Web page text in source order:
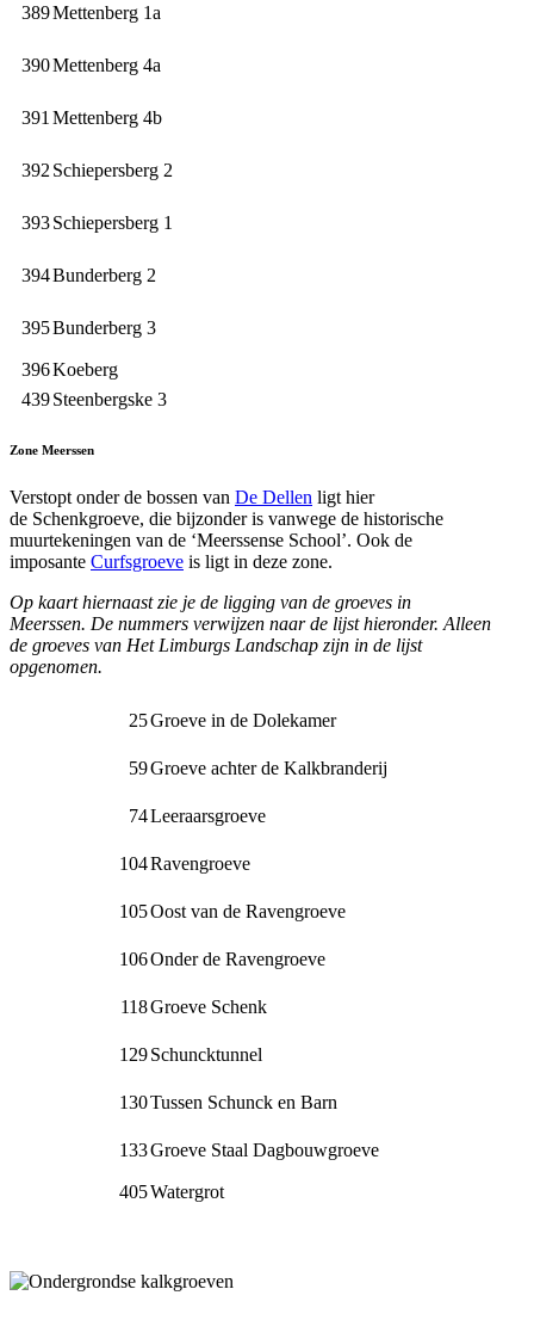
389Mettenberg 1a
390Mettenberg 4a
391 Mettenberg 4b
392 Schiepersberg 2
393Schiepersberg 1
394Bunderberg 2
395Bunderberg 3
396Koeberg
439Steenbergske 3
Zone Meerssen
Verstopt onder de bossen van De Dellen ligt hier
de Schenkgroeve, die bijzonder is vanwege de historische
muurtekeningen van de ‘Meerssense School’. Ook de
imposante Curfsgroeve is ligt in deze zone.
Op kaart hiernaast zie je de ligging van de groeves in
Meerssen. De nummers verwijzen naar de lijst hieronder. Alleen
de groeves van Het Limburgs Landschap zijn in de lijst
opgenomen.
25Groeve in de Dolekamer
59Groeve achter de Kalkbranderij
74Leeraarsgroeve
104Ravengroeve
105Oost van de Ravengroeve
106Onder de Ravengroeve
118Groeve Schenk
129Schuncktunnel
130Tussen Schunck en Barn
133Groeve Staal Dagbouwgroeve
405Watergrot